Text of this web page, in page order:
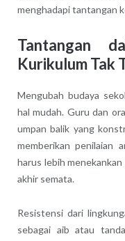
menghadapi tantangan
Tantangan
Kurikulum Tak
Mengubah budaya
hal mudah. Guru dan
umpan balik yang
memberikan penilaian
harus lebih
akhir semata.
Resistensi dari
sebagai aib atau